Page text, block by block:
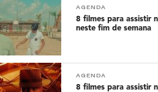
AGENDA
8 filmes para assistir
neste fim de semana
AGENDA
8 filmes para assistir